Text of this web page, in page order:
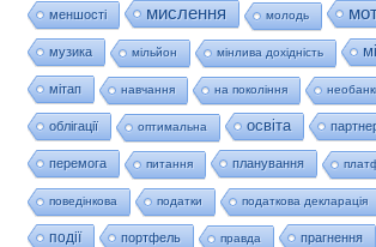
меншості мислення молодь
музика мільйон мінлива дохідність
мітап навчання на покоління
облігації оптимальна освіта
перемога питання планування
поведінкова податки податкова декларація
події портфель правда прагнення